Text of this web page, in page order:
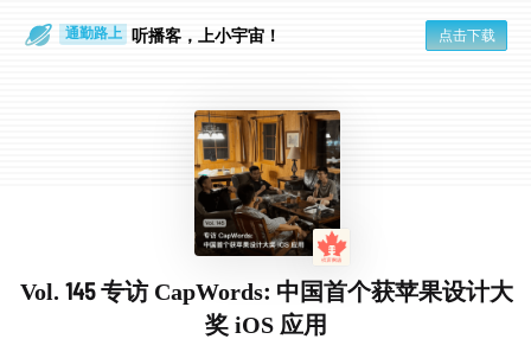
通勤路上 听播客，上小宇宙！ 点击下载
Vol. 145 专访 CapWords: 中国首个获苹果设计大
奖 iOS 应用